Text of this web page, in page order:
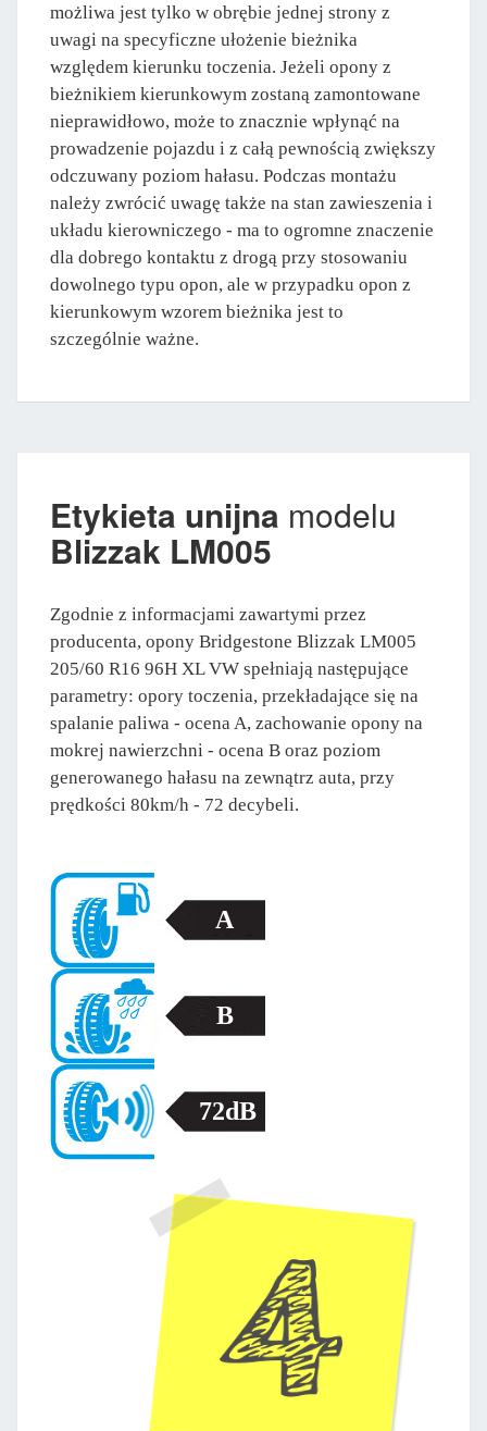
możliwa jest tylko w obrębie jednej strony z
uwagi na specyficzne ułożenie bieżnika
względem kierunku toczenia. Jeżeli opony z
bieżnikiem kierunkowym zostaną zamontowane
nieprawidłowo, może to znacznie wpłynąć na
prowadzenie pojazdu i z całą pewnością zwiększy
odczuwany poziom hałasu. Podczas montażu
należy zwrócić uwagę także na stan zawieszenia i
układu kierowniczego - ma to ogromne znaczenie
dla dobrego kontaktu z drogą przy stosowaniu
dowolnego typu opon, ale w przypadku opon z
kierunkowym wzorem bieżnika jest to
szczególnie ważne.
Etykieta unijna modelu
Blizzak LM005
Zgodnie z informacjami zawartymi przez
producenta, opony Bridgestone Blizzak LM005
205/60 R16 96H XL VW spełniają następujące
parametry: opory toczenia, przekładające się na
spalanie paliwa - ocena A, zachowanie opony na
mokrej nawierzchni - ocena B oraz poziom
generowanego hałasu na zewnątrz auta, przy
prędkości 80km/h - 72 decybeli.
A
B
72dB